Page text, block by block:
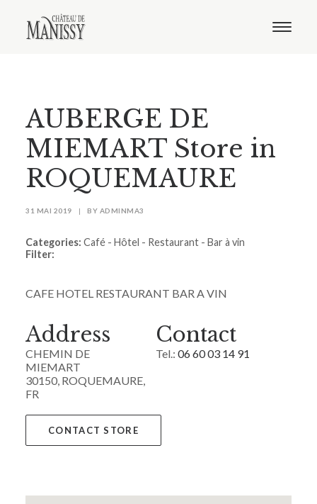
Distribution
Contact
AUBERGE DE
MIEMART Store in
ROQUEMAURE
31 MAI 2019 | BY ADMINMA3
Categories: Café - Hôtel - Restaurant - Bar à vin
Filter:
CAFE HOTEL RESTAURANT BAR A VIN
Address
CHEMIN DE
MIEMART
30150, ROQUEMAURE,
FR
Contact
Tel.:06 60 03 14 91
CONTACT STORE